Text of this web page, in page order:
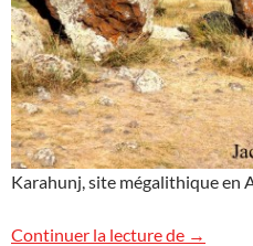
Karahunj, site mégalithique en
Continuer la lecture de Karahunj
→